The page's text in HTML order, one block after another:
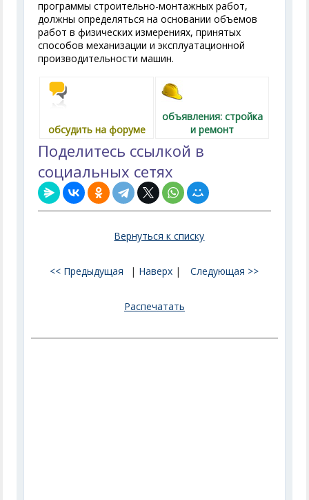
программы строительно-монтажных работ,
должны определяться на основании объемов
работ в физических измерениях, принятых
способов механизации и эксплуатационной
производительности машин.
обсудить на форуме
объявления: стройка
и ремонт
Поделитесь ссылкой в
социальных сетях
Вернуться к списку
<< Предыдущая | Наверх | Следующая >>
Распечатать